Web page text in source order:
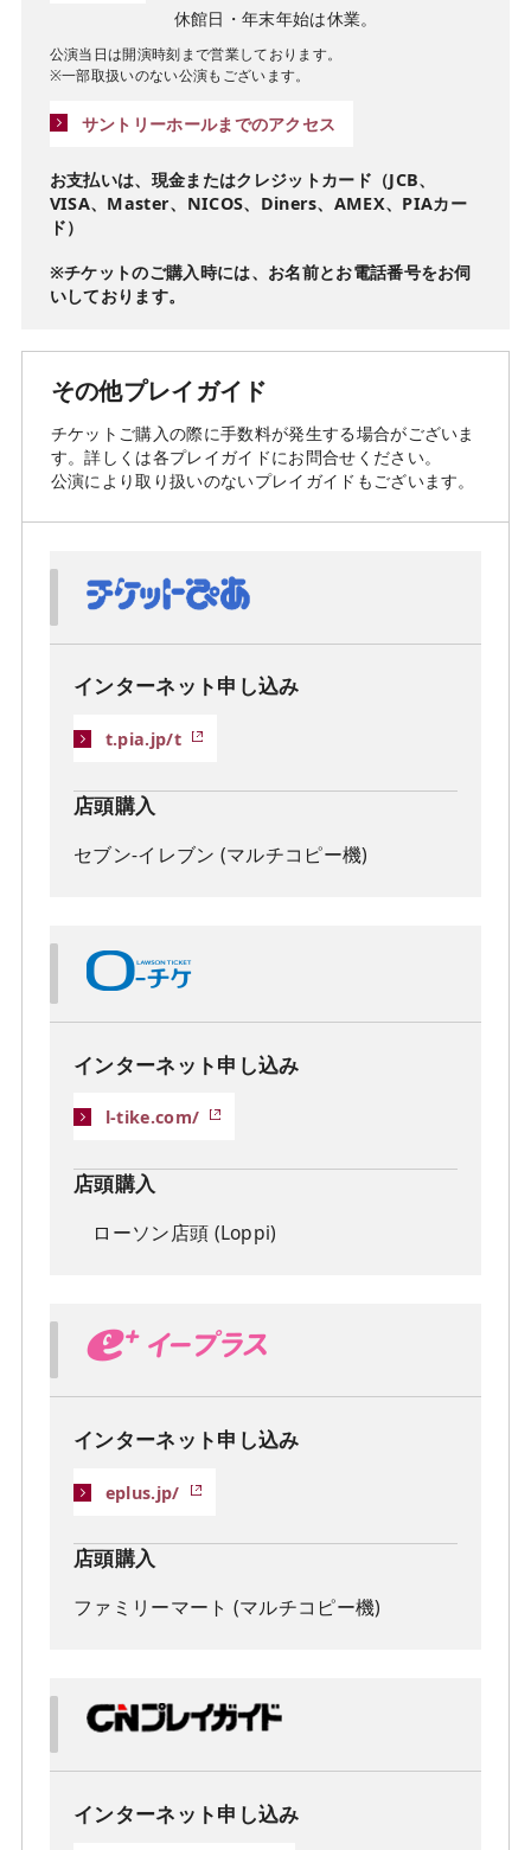
休館日・年末年始は休業。
公演当⽇は開演時刻まで営業しております。
※一部取扱いのない公演もございます。
サントリーホールまでのアクセス
お支払いは、現金またはクレジットカード（JCB、
VISA、Master、NICOS、Diners、AMEX、PIAカー
ド）
※チケットのご購入時には、お名前とお電話番号をお伺
いしております。
その他プレイガイド
チケットご購入の際に手数料が発生する場合がございま
す。詳しくは各プレイガイドにお問合せください。
公演により取り扱いのないプレイガイドもございます。
インターネット申し込み
t.pia.jp/t
店頭購入
セブン-イレブン (マルチコピー機)
インターネット申し込み
l-tike.com/
店頭購入
ローソン店頭 (Loppi)
インターネット申し込み
eplus.jp/
店頭購入
ファミリーマート (マルチコピー機)
インターネット申し込み